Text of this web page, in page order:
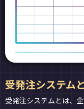
受発注システムと
受発注システムとは、